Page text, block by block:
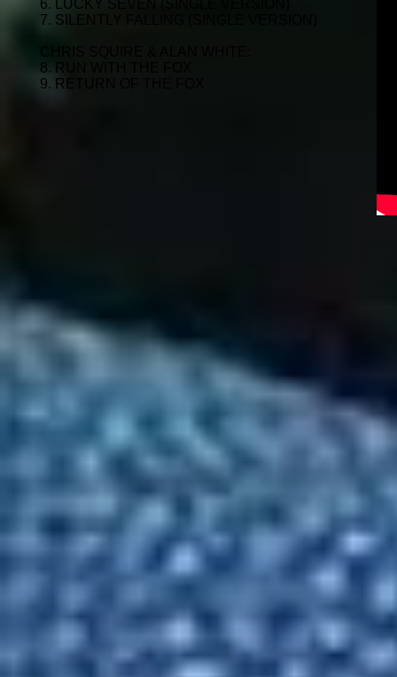
6. LUCKY SEVEN (SINGLE VERSION)
7. SILENTLY FALLING (SINGLE VERSION)
8. RUN WITH THE FOX
9. RETURN OF THE FOX